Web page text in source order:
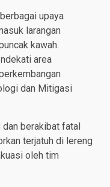
upaya
larangan
kawah.
area
dan Mitigasi
berakibat fatal
terjatuh di lereng
oleh tim